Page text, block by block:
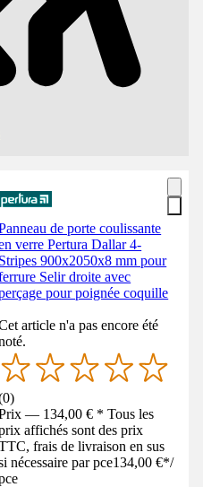
de porte coulissante
verre Pertura Dallar 4-
Stripes 900x2050x8 mm pour
Selir droite avec
pour poignée coquille
article n'a pas encore été
0)
— 134,00 € * Tous les
affichés sont des prix
frais de livraison en sus
nécessaire par pce134,00 €*/